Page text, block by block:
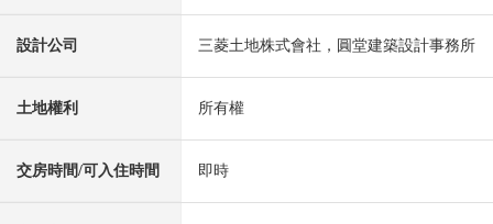
設計公司 三菱土地株式會社，圓堂建築設計事務所
土地權利 所有權
交房時間/可入住時間 即時